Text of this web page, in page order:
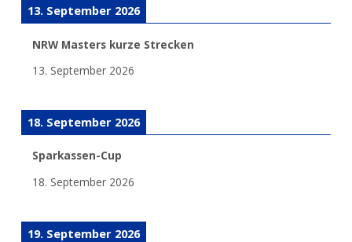
13. September 2026
NRW Masters kurze Strecken
13. September 2026
18. September 2026
Sparkassen-Cup
18. September 2026
19. September 2026